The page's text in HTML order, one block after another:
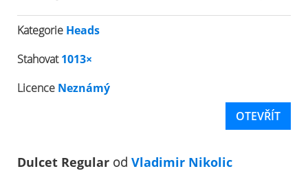
Kategorie Heads
Stahovat1013×
Licence Neznámý
OTEVŘÍT
Dulcet Regular od Vladimir Nikolic